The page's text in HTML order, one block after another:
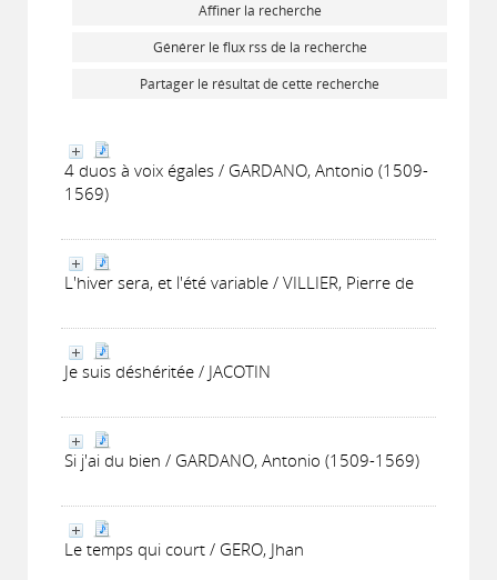
Affiner la recherche
Générer le flux rss de la recherche
Partager le résultat de cette recherche
4 duos à voix égales / GARDANO, Antonio (1509-
1569)
L'hiver sera, et l'été variable / VILLIER, Pierre de
Je suis déshéritée / JACOTIN
Si j'ai du bien / GARDANO, Antonio (1509-1569)
Le temps qui court / GERO, Jhan